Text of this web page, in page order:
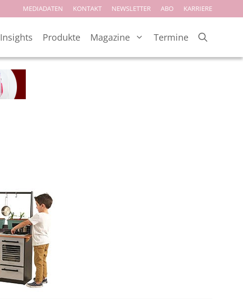
MEDIADATEN KONTAKT NEWSLETTER ABO KARRIERE
Insights Produkte Magazine Termine